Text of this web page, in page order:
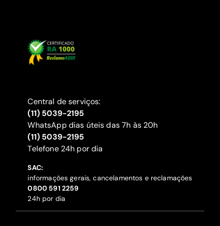
Central de serviços:
(11) 5039-2195
WhatsApp dias úteis das 7h às 20h
(11) 5039-2195
‍Telefone 24h por dia
SAC:
informações gerais, cancelamentos e reclamações
‍0800 591 2259
24h por dia